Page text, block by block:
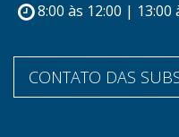
8:00 às 12:00 | 13:00
CONTATO DAS